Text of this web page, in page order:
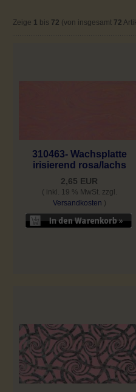
Zeige 1 bis 72 (von insgesamt 72
310463- Wachsplatte
irisierend rosa/lachs
2,65 EUR
( inkl. 19 % MwSt. zzgl.
Versandkosten )